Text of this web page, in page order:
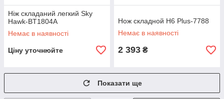
Ніж складаний легкий Sky
Hawk-BT1804A
Немає в наявності
Ціну уточнюйте
Нож складной H6 Plus-7788
Немає в наявності
2 393 ₴
Показати ще